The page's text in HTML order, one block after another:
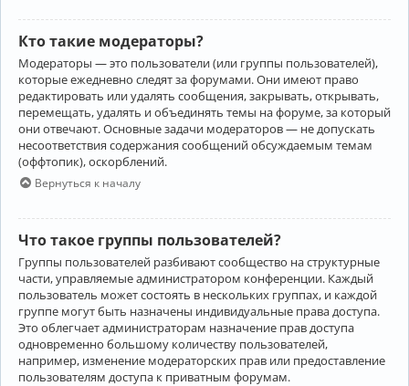
Кто такие модераторы?
Модераторы — это пользователи (или группы пользователей),
которые ежедневно следят за форумами. Они имеют право
редактировать или удалять сообщения, закрывать, открывать,
перемещать, удалять и объединять темы на форуме, за который
они отвечают. Основные задачи модераторов — не допускать
несоответствия содержания сообщений обсуждаемым темам
(оффтопик), оскорблений.
Вернуться к началу
Что такое группы пользователей?
Группы пользователей разбивают сообщество на структурные
части, управляемые администратором конференции. Каждый
пользователь может состоять в нескольких группах, и каждой
группе могут быть назначены индивидуальные права доступа.
Это облегчает администраторам назначение прав доступа
одновременно большому количеству пользователей,
например, изменение модераторских прав или предоставление
пользователям доступа к приватным форумам.